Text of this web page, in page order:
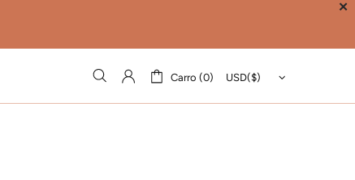
✕
Carro (0)